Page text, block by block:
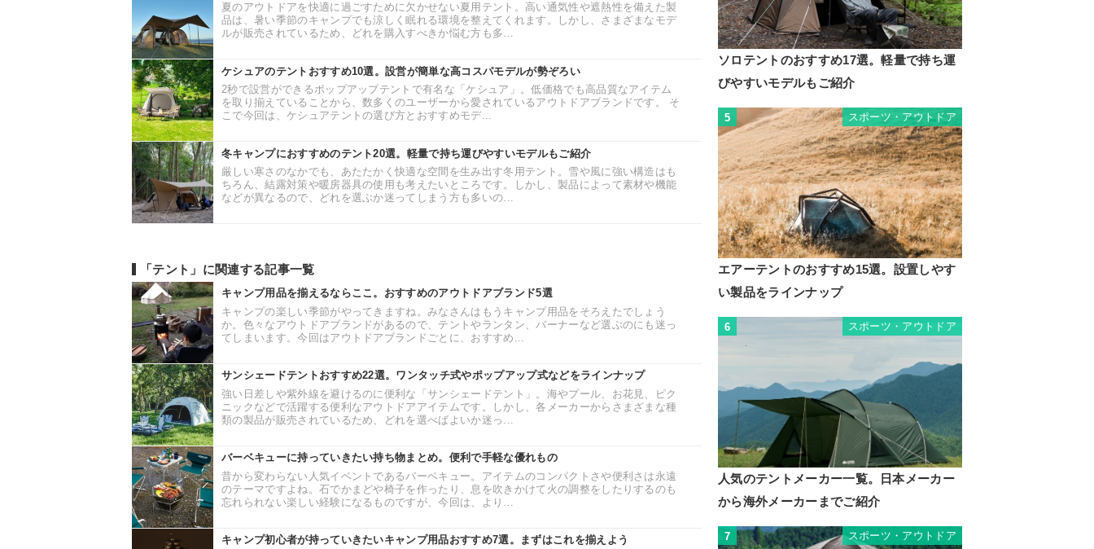
夏のアウトドアを快適に過ごすために欠かせない夏用テント。高い通気性や遮熱性を備えた製
品は、暑い季節のキャンプでも涼しく眠れる環境を整えてくれます。しかし、さまざまなモデ
ルが販売されているため、どれを購入すべきか悩む方も多...
ケシュアのテントおすすめ10選。設営が簡単な高コスパモデルが勢ぞろい
2秒で設営ができるポップアップテントで有名な「ケシュア」。低価格でも高品質なアイテム
を取り揃えていることから、数多くのユーザーから愛されているアウトドアブランドです。 そ
こで今回は、ケシュアテントの選び方とおすすめモデ...
冬キャンプにおすすめのテント20選。軽量で持ち運びやすいモデルもご紹介
厳しい寒さのなかでも、あたたかく快適な空間を生み出す冬用テント。雪や風に強い構造はも
ちろん、結露対策や暖房器具の使用も考えたいところです。しかし、製品によって素材や機能
などが異なるので、どれを選ぶか迷ってしまう方も多いの...
「テント」に関連する記事一覧
キャンプ用品を揃えるならここ。おすすめのアウトドアブランド5選
キャンプの楽しい季節がやってきますね。みなさんはもうキャンプ用品をそろえたでしょう
か。色々なアウトドアブランドがあるので、テントやランタン、バーナーなど選ぶのにも迷っ
てしまいます。今回はアウトドアブランドごとに、おすすめ...
サンシェードテントおすすめ22選。ワンタッチ式やポップアップ式などをラインナップ
強い日差しや紫外線を避けるのに便利な「サンシェードテント」。海やプール、お花見、ピク
ニックなどで活躍する便利なアウトドアアイテムです。しかし、各メーカーからさまざまな種
類の製品が販売されているため、どれを選べばよいか迷っ...
バーベキューに持っていきたい持ち物まとめ。便利で手軽な優れもの
昔から変わらない人気イベントであるバーベキュー。アイテムのコンパクトさや便利さは永遠
のテーマですよね。石でかまどや椅子を作ったり、息を吹きかけて火の調整をしたりするのも
忘れられない楽しい経験になるものですが、今回は、より...
キャンプ初心者が持っていきたいキャンプ用品おすすめ7選。まずはこれを揃えよう
ソロテントのおすすめ17選。軽量で持ち運
びやすいモデルもご紹介
5 スポーツ・アウトドア
エアーテントのおすすめ15選。設置しやす
い製品をラインナップ
6 スポーツ・アウトドア
人気のテントメーカー一覧。日本メーカー
から海外メーカーまでご紹介
7 スポーツ・アウトドア